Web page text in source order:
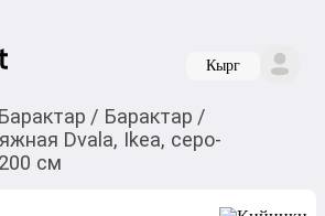
Кырг
Барактар / Барактар /
Dvala, Ikea, серо-
см